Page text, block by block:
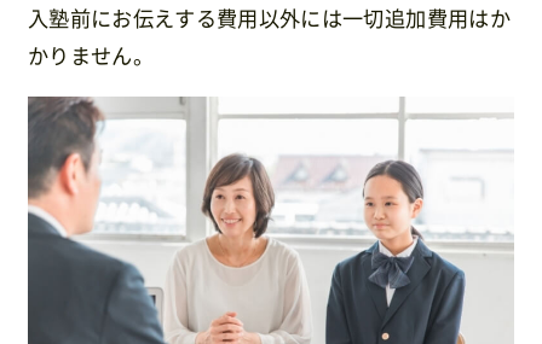
入塾前にお伝えする費用以外には一切追加費用はか
かりません。